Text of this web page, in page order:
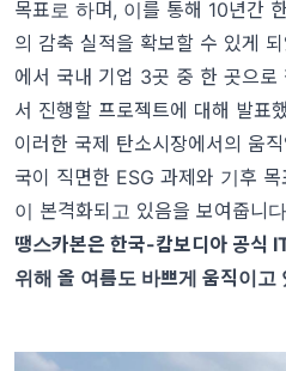
목표로 하며, 이를 통해 10년간
의 감축 실적을 확보할 수 있게
에서 국내 기업 3곳 중 한 곳으로
서 진행할 프로젝트에 대해 발표
이러한 국제 탄소시장에서의 움
국이 직면한 ESG 과제와 기후
이 본격화되고 있음을 보여줍니
땡스카본은 한국-캄보디아 공식
위해 올 여름도 바쁘게 움직이고